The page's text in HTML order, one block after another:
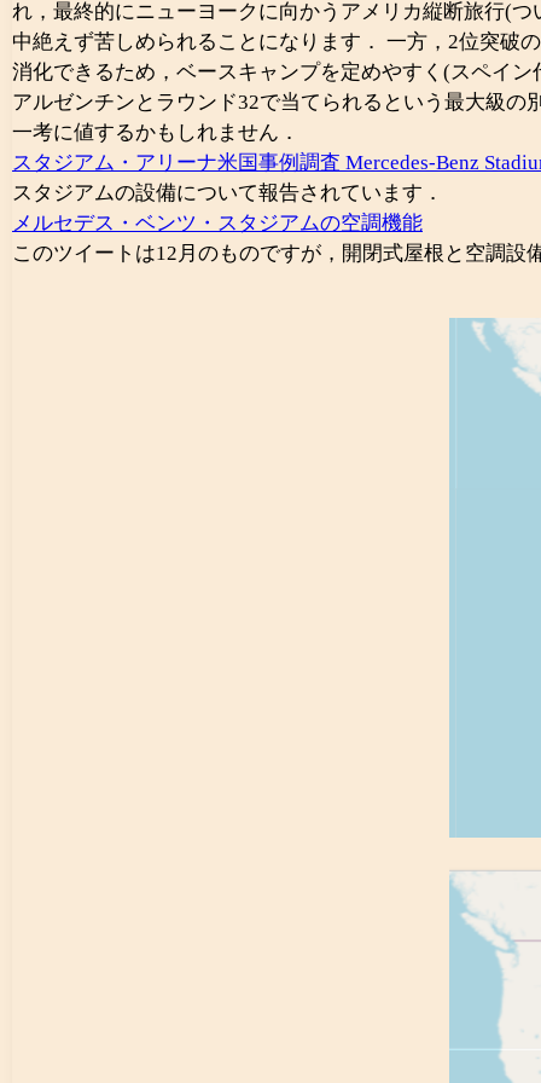
れ，最終的にニューヨークに向かうアメリカ縦断旅行(
中絶えず苦しめられることになります． 一方，2位突破
消化できるため，ベースキャンプを定めやすく(スペイ
アルゼンチンとラウンド32で当てられるという最大級
一考に値するかもしれません．
スタジアム・アリーナ米国事例調査 Mercedes-Benz
スタジアムの設備について報告されています．
メルセデス・ベンツ・スタジアムの空調機能
このツイートは12月のものですが，開閉式屋根と空調